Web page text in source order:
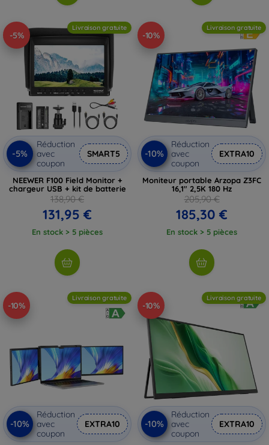
-5%
Livraison gratuite
-5%
Réduction
avec
coupon
SMART5
NEEWER F100 Field Monitor +
chargeur USB + kit de batterie
138,90 €
131,95 €
En stock > 5 pièces
-10%
Livraison gratuite
-10%
Réduction
avec
coupon
EXTRA10
Moniteur portable Arzopa Z3FC
16,1" 2,5K 180 Hz
205,90 €
185,30 €
En stock > 5 pièces
-10%
Livraison gratuite
-10%
Réduction
avec
coupon
EXTRA10
-10%
Livraison gratuite
-10%
Réduction
avec
coupon
EXTRA10